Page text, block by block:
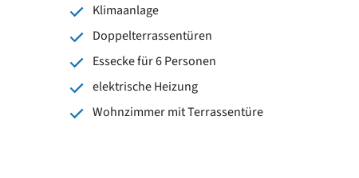
Klimaanlage
Doppelterrassentüren
Essecke für 6 Personen
elektrische Heizung
Wohnzimmer mit Terrassentüre